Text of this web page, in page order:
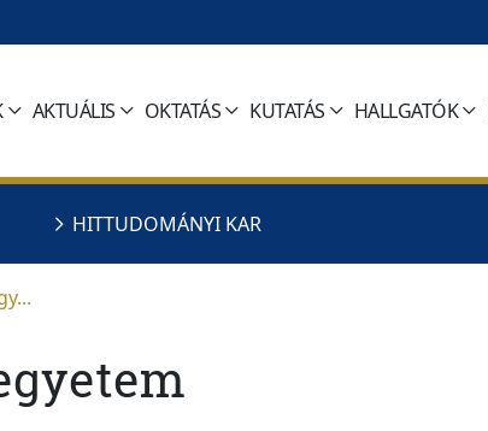
AKTUÁLIS OKTATÁS KUTATÁS HALLGATÓK
HITTUDOMÁNYI KAR